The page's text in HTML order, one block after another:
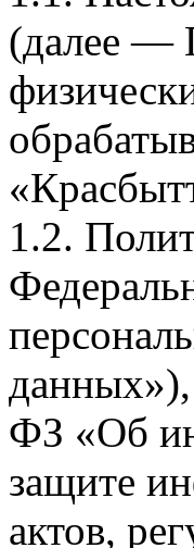
(далее —
1.2.
ФЗ «Об
защите
актов,